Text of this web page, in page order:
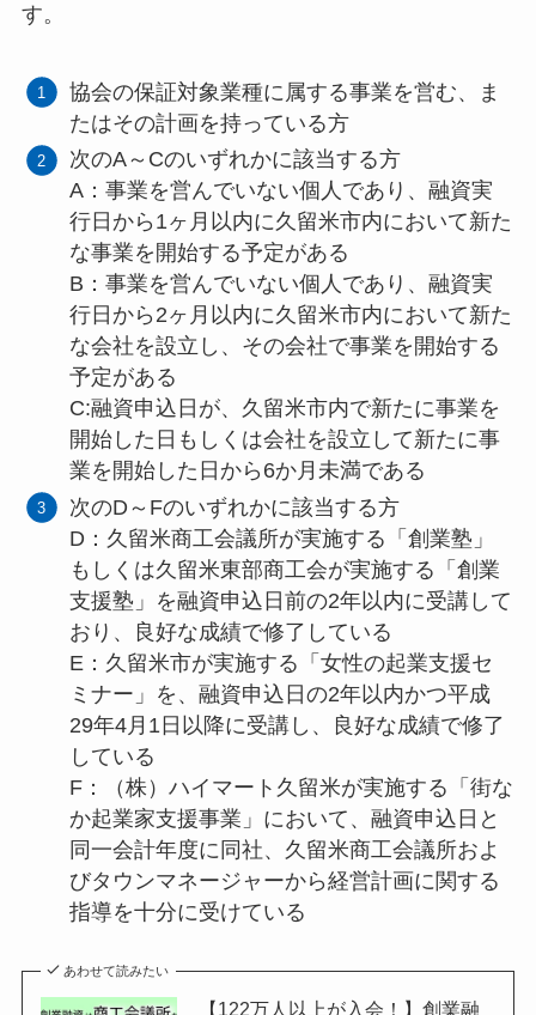
す。
協会の保証対象業種に属する事業を営む、ま
たはその計画を持っている方
次のA～Cのいずれかに該当する方
A：事業を営んでいない個人であり、融資実
行日から1ヶ月以内に久留米市内において新た
な事業を開始する予定がある
B：事業を営んでいない個人であり、融資実
行日から2ヶ月以内に久留米市内において新た
な会社を設立し、その会社で事業を開始する
予定がある
C:融資申込日が、久留米市内で新たに事業を
開始した日もしくは会社を設立して新たに事
業を開始した日から6か月未満である
次のD～Fのいずれかに該当する方
D：久留米商工会議所が実施する「創業塾」
もしくは久留米東部商工会が実施する「創業
支援塾」を融資申込日前の2年以内に受講して
おり、良好な成績で修了している
E：久留米市が実施する「女性の起業支援セ
ミナー」を、融資申込日の2年以内かつ平成
29年4月1日以降に受講し、良好な成績で修了
している
F：（株）ハイマート久留米が実施する「街な
か起業家支援事業」において、融資申込日と
同一会計年度に同社、久留米商工会議所およ
びタウンマネージャーから経営計画に関する
指導を十分に受けている
あわせて読みたい
【122万人以上が入会！】創業融